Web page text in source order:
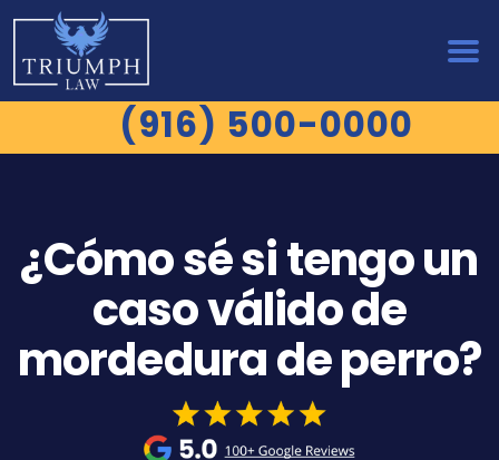
(916) 500-0000
¿Cómo sé si tengo un
caso válido de
mordedura de perro?